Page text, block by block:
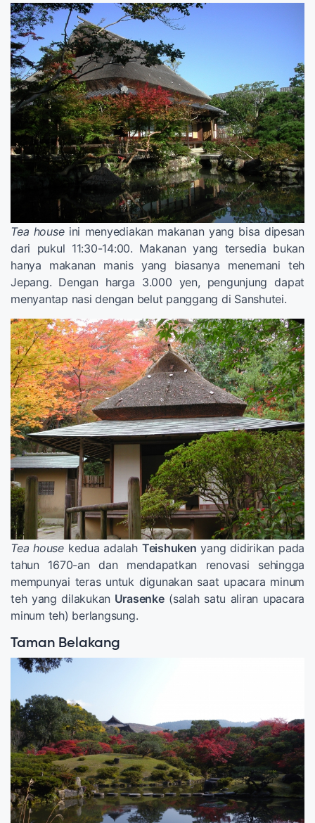
Tea houseini menyediakan makanan yang bisa dipesan
dari pukul 11:30-14:00. Makanan yang tersedia bukan
hanya makanan manis yang biasanya menemani teh
Jepang. Dengan harga 3.000 yen, pengunjung dapat
menyantap nasi dengan belut panggang di Sanshutei.
Tea housekedua adalah Teishuken yang didirikan pada
tahun 1670-an dan mendapatkan renovasi sehingga
mempunyai teras untuk digunakan saat upacara minum
teh yang dilakukan Urasenke(salah satu aliran upacara
minum teh) berlangsung.
Taman Belakang